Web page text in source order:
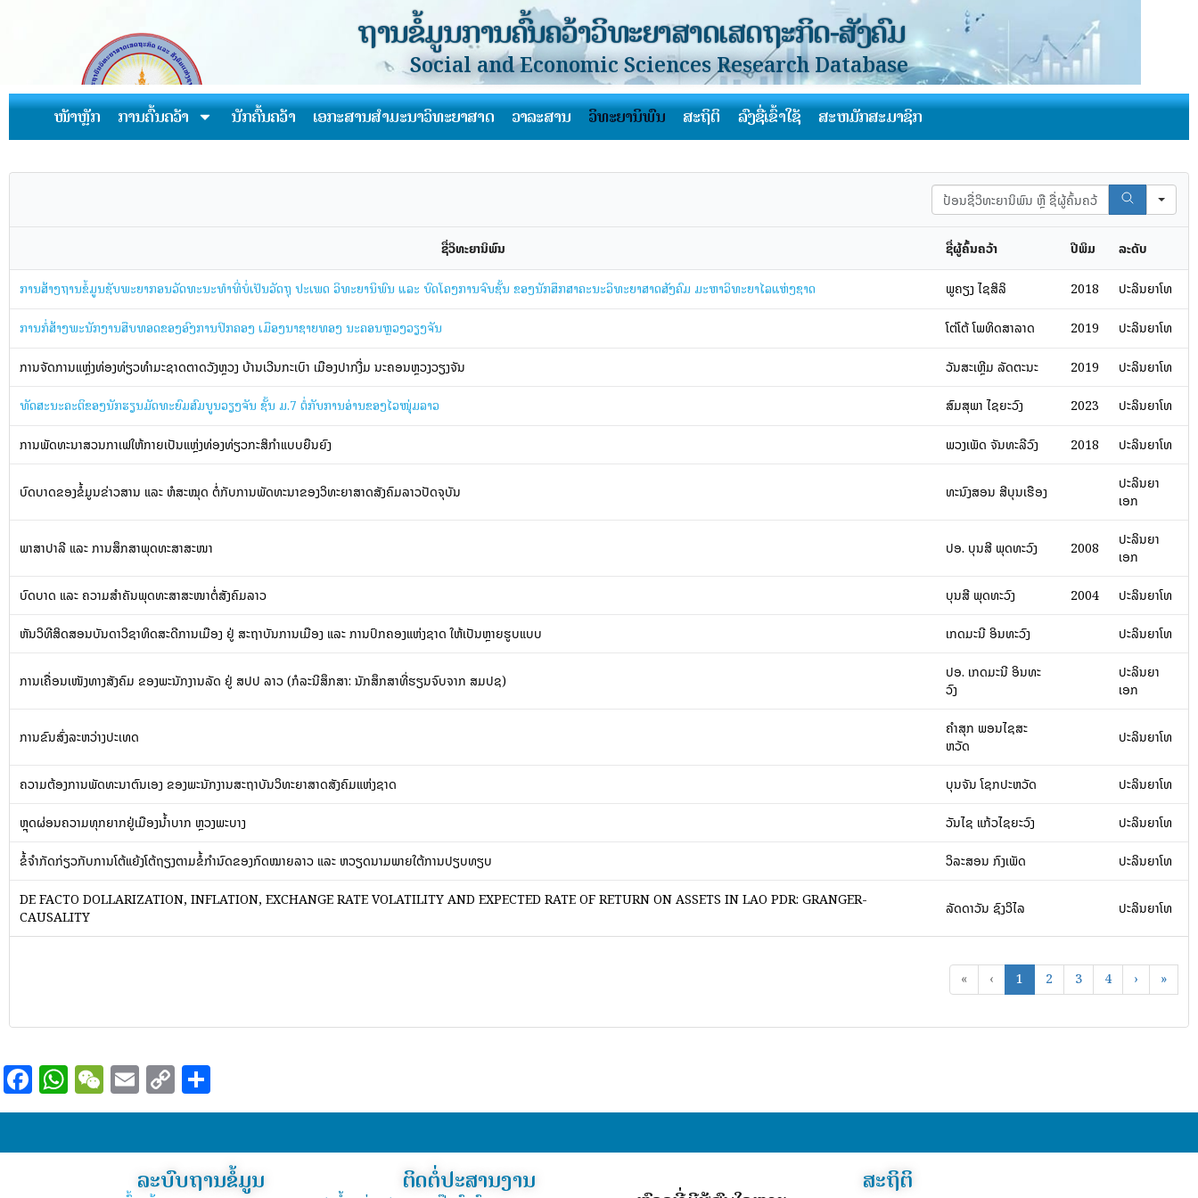
ຖານຂໍ້ມູນການຄົ້ນຄວ້າວິທະຍາສາດເສດຖະກິດ-ສັງຄົມ
Social and Economic Sciences Research Database
ໜ້າຫຼັກ ການຄົ້ນຄວ້າ ນັກຄົ້ນຄວ້າ ເອກະສານສຳມະນາວິທະຍາສາດ ວາລະສານ ວິທະຍານິພົນ ສະຖິຕິ ລົງຊື່ເຂົ້າໃຊ້ ສະຫມັກສະມາຊິກ
Search
ຊື່ວິທະຍານິພົນ ຊື່ຜູ້ຄົ້ນຄວ້າ ປີພິມ ລະດັບ
« ‹ 1 2 3 4 › »
ການສ້າງຖານຂໍ້ມູນຊັບພະຍາກອນວັດທະນະທຳທີ່ບໍ່ເປັນວັດຖຸ ປະເພດ ວິທະຍານິພົນ ແລະ ບົດໂຄງການຈົບຊັ້ນ ຂອງນັກສຶກສາຄະນະວິທະຍາສາດສັງຄົມ ມະຫາວິທະຍາໄລແຫ່ງຊາດ ພູຄຽງ ໄຊສິລິ 2018
ປະລິນຍາໂທ
ການກໍ່ສ້າງພະນັກງານສືບທອດຂອງອົງການປົກຄອງ ເມືອງນາຊາຍທອງ ນະຄອນຫຼວງວຽງຈັນ
ໂຕ່ໂຕ້ ໂພທິດສາລາດ 2019
ປະລິນຍາໂທ
ການຈັດການແຫຼ່ງທ່ອງທ່ຽວທຳມະຊາດຕາດວັງຫຼວງ ບ້ານເວີນກະເບົາ ເມືອງປາກງື່ມ ນະຄອນຫຼວງວຽງຈັນ
ວັນສະເຫຼີມ ລັດຕະນະ 2019
ປະລິນຍາໂທ
ທັດສະນະຄະຕິຂອງນັກຮຽນມັດທະຍົມສົມບູນວຽງຈັນ ຊັ້ນ ມ.7 ຕໍ່ກັບການອ່ານຂອງໄວໜຸ່ມລາວ
ສົມສຸພາ ໄຊຍະວົງ 2023
ປະລິນຍາໂທ
ການພັດທະນາສວນກາເຟໃຫ້ກາຍເປັນແຫຼ່ງທ່ອງທ່ຽວກະສິກຳແບບຍືນຍົງ
ພວງເພັດ ຈັນທະລີວົງ 2018 ປະລິນຍາໂທ
ບົດບາດຂອງຂໍ້ມູນຂ່າວສານ ແລະ ຫໍສະໝຸດ ຕໍ່ກັບການພັດທະນາຂອງວິທະຍາສາດສັງຄົມລາວປັດຈຸບັນ ທະນົງສອນ ສີບຸນເຮືອງ
ປະລິນຍາ
ເອກ
ພາສາປາລີ ແລະ ການສຶກສາພຸດທະສາສະໜາ ປອ. ບຸນສີ ພຸດທະວົງ 2008
ປະລິນຍາ
ເອກ
ບົດບາດ ແລະ ຄວາມສຳຄັນພຸດທະສາສະໜາຕໍ່ສັງຄົມລາວ
ບຸນສີ ພຸດທະວົງ 2004
ປະລິນຍາໂທ
ຫັນວິທີສິດສອນບັນດາວິຊາທິດສະດີການເມືອງ ຢູ່ ສະຖາບັນການເມືອງ ແລະ ການປົກຄອງແຫ່ງຊາດ ໃຫ້ເປັນຫຼາຍຮູບແບບ
ເກດມະນີ ອິນທະວົງ ປະລິນຍາໂທ
ການເຄື່ອນເໜັງທາງສັງຄົມ ຂອງພະນັກງານລັດ ຢູ່ ສປປ ລາວ (ກໍລະນີສຶກສາ: ນັກສຶກສາທີ່ຮຽນຈົບຈາກ ສມປຊ)
ປອ. ເກດມະນີ ອິນທະ
ວົງ
ປະລິນຍາ
ເອກ
ການຂົນສົ່ງລະຫວ່າງປະເທດ
ຄຳສຸກ ພອນໄຊສະ
ຫວັດ
ປະລິນຍາໂທ
ຄວາມຕ້ອງການພັດທະນາຕົນເອງ ຂອງພະນັກງານສະຖາບັນວິທະຍາສາດສັງຄົມແຫ່ງຊາດ ບຸນຈັນ ໂຊກປະຫວັດ
ປະລິນຍາໂທ
ຫຼຸດຜ່ອນຄວາມທຸກຍາກຢູ່ເມືອງນ້ຳບາກ ຫຼວງພະບາງ
ວັນໄຊ ແກ້ວໄຊຍະວົງ
ປະລິນຍາໂທ
ຂໍ້ຈຳກັດກ່ຽວກັບການໂຕ້ແຍ້ງໂຕ້ຖຽງຕາມຂໍ້ກຳນົດຂອງກົດໝາຍລາວ ແລະ ຫວຽດນາມພາຍໃຕ້ການປຽບທຽບ
ວິລະສອນ ກົງເພັດ
ປະລິນຍາໂທ
DE FACTO DOLLARIZATION, INFLATION, EXCHANGE RATE VOLATILITY AND EXPECTED RATE OF RETURN ON ASSETS IN LAO PDR: GRANGER-
CAUSALITY
ລັດດາວັນ ຊົງວິໄລ ປະລິນຍາໂທ
Facebook
WhatsApp
WeChat
Email
Copy
Link
ລະບົບຖານຂໍ້ມູນ ຕິດຕໍ່ປະສານງານ ສະຖິຕິ